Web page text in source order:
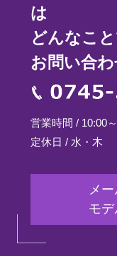
は
どんなこ
お問い合わ
営業時間 / 10:00
定休日 / 水・木
メ
モ